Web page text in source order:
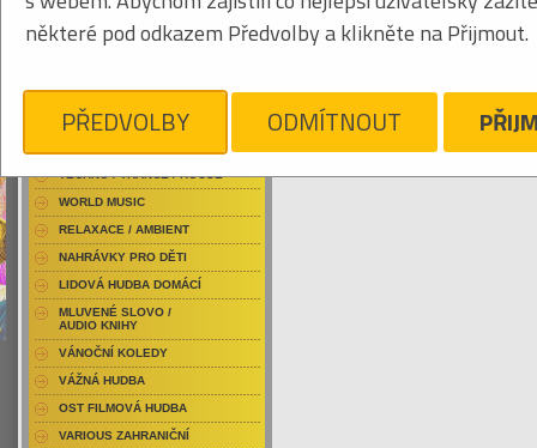
WASHINGTON DINAH
Je nám líto, ale pro daný žánr/kategorii
RAP / HIP HOP DOMÁCÍ
RAP / HIP HOP ZAHRANIČNÍ
DVD / HUDBA
PUNK / HARDCORE
TECHNO / TRANCE / HOUSE
WORLD MUSIC
RELAXACE / AMBIENT
NAHRÁVKY PRO DĚTI
LIDOVÁ HUDBA DOMÁCÍ
MLUVENÉ SLOVO /
AUDIO KNIHY
VÁNOČNÍ KOLEDY
VÁŽNÁ HUDBA
OST FILMOVÁ HUDBA
VARIOUS ZAHRANIČNÍ
některé pod odkazem Předvolby a klikněte na Přijmout.
PŘEDVOLBY ODMÍTNOUT